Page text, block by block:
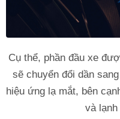
Cụ thể, phần đầu xe
sẽ chuyển đổi dần
hiệu ứng lạ mắt, bên
và lạnh